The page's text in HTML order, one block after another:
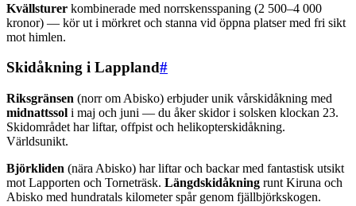
Kvällsturer kombinerade med norrskensspaning (2 500–4 000
kronor) — kör ut i mörkret och stanna vid öppna platser med fri sikt
mot himlen.
Skidåkning i Lappland#
Riksgränsen (norr om Abisko) erbjuder unik vårskidåkning med
midnattssol i maj och juni — du åker skidor i solsken klockan 23.
Skidområdet har liftar, offpist och helikopterskidåkning.
Världsunikt.
Björkliden (nära Abisko) har liftar och backar med fantastisk utsikt
mot Lapporten och Torneträsk. Längdskidåkning runt Kiruna och
Abisko med hundratals kilometer spår genom fjällbjörkskogen.